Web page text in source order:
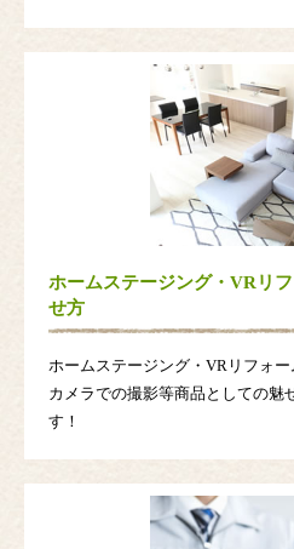
ホームステージング・VRリ
せ方
ホームステージング・VRリフォ
カメラでの撮影等商品としての魅
す！